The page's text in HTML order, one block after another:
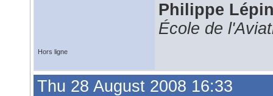
Philippe
École de
Hors ligne
Thu 28 August 2008 16:33